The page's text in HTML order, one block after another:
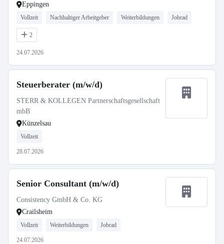
Eppingen
Vollzeit Nachhaltiger Arbeitgeber Weiterbildungen Jobrad
2
24.07.2026
Steuerberater (m/w/d)
STERR & KOLLEGEN Partnerschaftsgesellschaft
mbB
Künzelsau
Vollzeit
28.07.2026
Senior Consultant (m/w/d)
Consistency GmbH & Co. KG
Crailsheim
Vollzeit Weiterbildungen Jobrad
24.07.2026